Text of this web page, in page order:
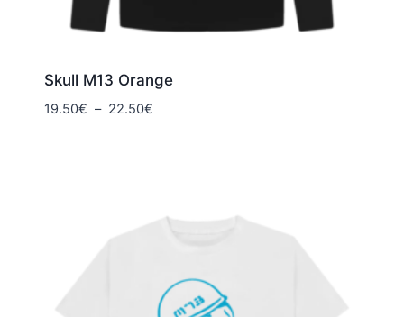
Skull M13 Orange
19.50€ – 22.50€Plage